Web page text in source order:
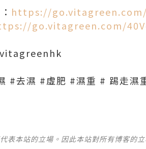
https://go.vitagreen.com/
go.vitagreen.com/
#去濕 #虛肥 #濕重 # 踢走濕
表本站的立場。因此本站對所有博客的